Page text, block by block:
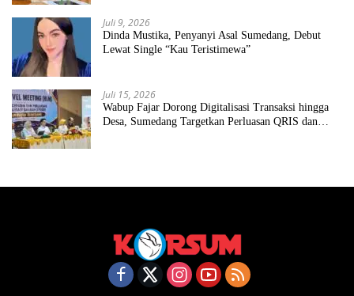
Juli 9, 2026
Dinda Mustika, Penyanyi Asal Sumedang, Debut
Lewat Single “Kau Teristimewa”
Juli 15, 2026
Wabup Fajar Dorong Digitalisasi Transaksi hingga
Desa, Sumedang Targetkan Perluasan QRIS dan